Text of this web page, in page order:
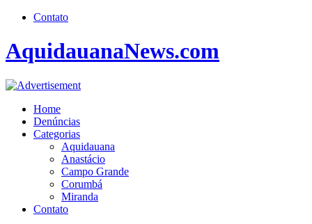
Contato
AquidauanaNews.com
Home
Denúncias
Categorias
Aquidauana
Anastácio
Campo Grande
Corumbá
Miranda
Contato